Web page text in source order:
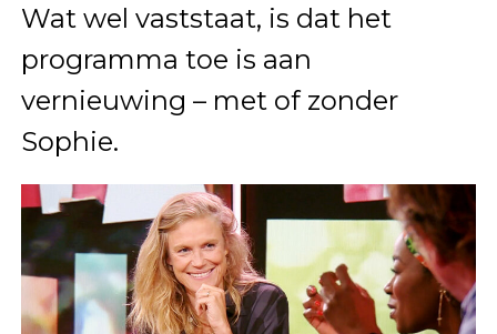
Wat wel vaststaat, is dat het
programma toe is aan
vernieuwing – met of zonder
Sophie.